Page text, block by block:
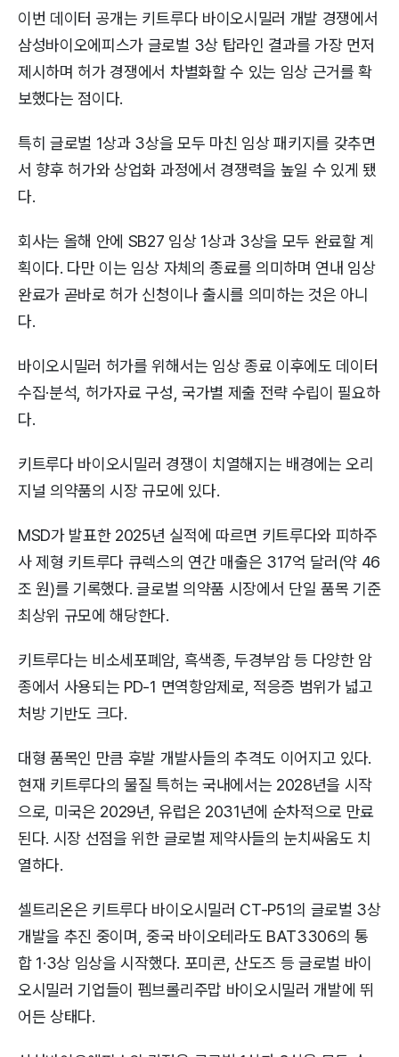
이번 데이터 공개는 키트루다 바이오시밀러 개발 경쟁에서
삼성바이오에피스가 글로벌 3상 탑라인 결과를 가장 먼저
제시하며 허가 경쟁에서 차별화할 수 있는 임상 근거를 확
보했다는 점이다.
특히 글로벌 1상과 3상을 모두 마친 임상 패키지를 갖추면
서 향후 허가와 상업화 과정에서 경쟁력을 높일 수 있게 됐
다.
회사는 올해 안에 SB27 임상 1상과 3상을 모두 완료할 계
획이다. 다만 이는 임상 자체의 종료를 의미하며 연내 임상
완료가 곧바로 허가 신청이나 출시를 의미하는 것은 아니
다.
바이오시밀러 허가를 위해서는 임상 종료 이후에도 데이터
수집·분석, 허가자료 구성, 국가별 제출 전략 수립이 필요하
다.
키트루다 바이오시밀러 경쟁이 치열해지는 배경에는 오리
지널 의약품의 시장 규모에 있다.
MSD가 발표한 2025년 실적에 따르면 키트루다와 피하주
사 제형 키트루다 큐렉스의 연간 매출은 317억 달러(약 46
조 원)를 기록했다. 글로벌 의약품 시장에서 단일 품목 기준
최상위 규모에 해당한다.
키트루다는 비소세포폐암, 흑색종, 두경부암 등 다양한 암
종에서 사용되는 PD-1 면역항암제로, 적응증 범위가 넓고
처방 기반도 크다.
대형 품목인 만큼 후발 개발사들의 추격도 이어지고 있다.
현재 키트루다의 물질 특허는 국내에서는 2028년을 시작
으로, 미국은 2029년, 유럽은 2031년에 순차적으로 만료
된다. 시장 선점을 위한 글로벌 제약사들의 눈치싸움도 치
열하다.
셀트리온은 키트루다 바이오시밀러 CT-P51의 글로벌 3상
개발을 추진 중이며, 중국 바이오테라도 BAT3306의 통
합 1·3상 임상을 시작했다. 포미콘, 산도즈 등 글로벌 바이
오시밀러 기업들이 펨브롤리주맙 바이오시밀러 개발에 뛰
어든 상태다.